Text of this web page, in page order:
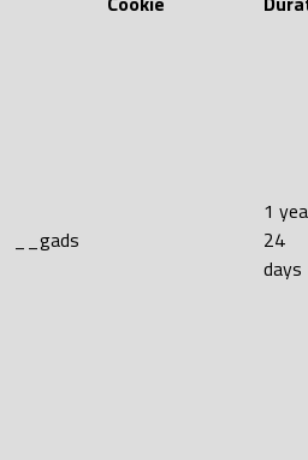
__gads
1
24
days